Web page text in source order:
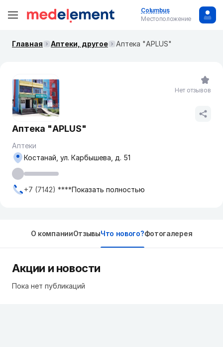
Columbus
Местоположение
Главная Аптеки, другое Аптека "APLUS"
Аптека "APLUS"
Аптеки
Костанай, ул. Карбышева, д. 51
+7 (7142) ****Показать полностью
Нет отзывов
О компанииОтзывыЧто нового?Фотогалерея
Акции и новости
Пока нет публикаций